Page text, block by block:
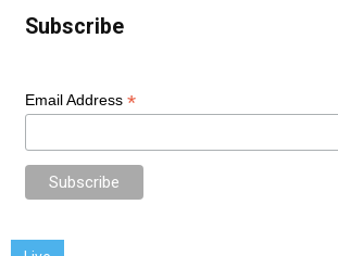
Subscribe
Email Address *